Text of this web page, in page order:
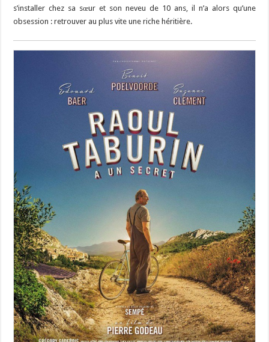
s’installer chez sa sœur et son neveu de 10 ans, il n’a alors qu’une
obsession : retrouver au plus vite une riche héritière.